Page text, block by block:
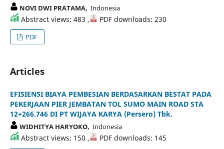
NOVI DWI PRATAMA, Indonesia
Abstract views: 483 , PDF downloads: 230
PDF
Articles
EFISIENSI BIAYA PEMBESIAN BERDASARKAN BESTAT PADA
PEKERJAAN PIER JEMBATAN TOL SUMO MAIN ROAD STA
12+266.746 DI PT WIJAYA KARYA (Persero) Tbk.
WIDHITYA HARYOKO, Indonesia
Abstract views: 150 , PDF downloads: 145